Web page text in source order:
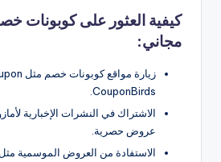
كيفية العثور على كوبونات
مجاني:
CouponBirds.
الاشتراك في النشرات الإخبارية
عروض حصرية.